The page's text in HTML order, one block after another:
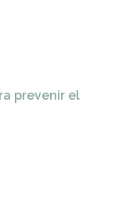
prevenir el